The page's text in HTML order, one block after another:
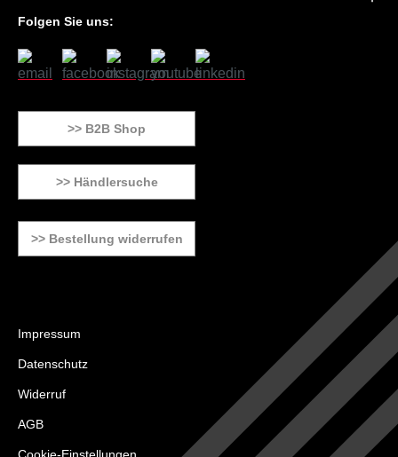
Folgen Sie uns:
>> B2B Shop
>> Händlersuche
>> Bestellung widerrufen
Impressum
Datenschutz
Widerruf
AGB